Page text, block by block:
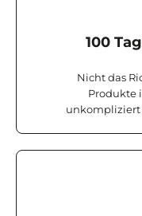
100
Nicht das
Produkte
unkompliziert